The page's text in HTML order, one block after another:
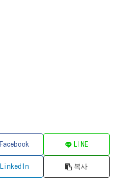
Facebook LINE
LinkedIn 복사